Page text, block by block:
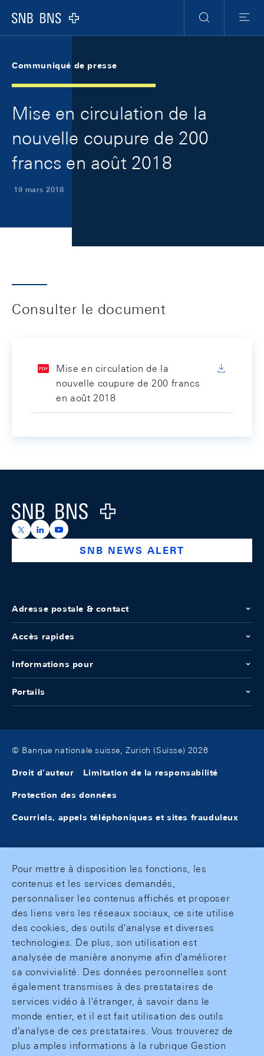
Logo
RechercheMenu
Communiqué de presse
Mise en circulation de la
nouvelle coupure de 200
francs en août 2018
19 mars 2018
Consulter le document
Mise en circulation de la
nouvelle coupure de 200 francs
en août 2018
Logo
https://x.com/snb_bns
https://ch.linkedin.com/company/swiss-national-
https://www.youtube.com/@swissnationalbank
SNB NEWS ALERT
Adresse postale & contact
Accès rapides
Informations pour
Portails
© Banque nationale suisse, Zurich (Suisse) 2026
Droit d'auteur Limitation de la responsabilité
Protection des données
Courriels, appels téléphoniques et sites frauduleux
Pour mettre à disposition les fonctions, les
contenus et les services demandés,
personnaliser les contenus affichés et proposer
des liens vers les réseaux sociaux, ce site utilise
des cookies, des outils d'analyse et diverses
technologies. De plus, son utilisation est
analysée de manière anonyme afin d'améliorer
sa convivialité. Des données personnelles sont
également transmises à des prestataires de
services vidéo à l'étranger, à savoir dans le
monde entier, et il est fait utilisation des outils
d'analyse de ces prestataires. Vous trouverez de
plus amples informations à la rubrique Gestion